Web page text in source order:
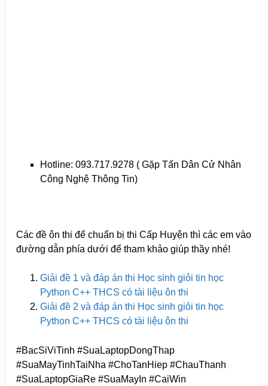
Hotline: 093.717.9278 ( Gặp Tấn Dân Cử Nhân
Công Nghệ Thông Tin)
Các đề ôn thi để chuẩn bị thi Cấp Huyện thì các em vào
đường dẫn phía dưới để tham khảo giúp thầy nhé!
Giải đề 1 và đáp án thi Học sinh giỏi tin học
Python C++ THCS có tài liệu ôn thi
Giải đề 2 và đáp án thi Học sinh giỏi tin học
Python C++ THCS có tài liệu ôn thi
#BacSiViTinh #SuaLaptopDongThap
#SuaMayTinhTaiNha #ChoTanHiep #ChauThanh
#SuaLaptopGiaRe #SuaMayIn #CaiWin